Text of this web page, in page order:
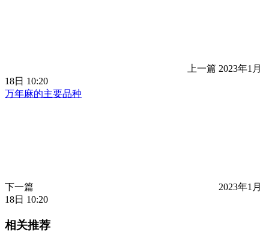
上一篇 2023年1月
18日 10:20
万年麻的主要品种
下一篇
2023年1月
18日 10:20
相关推荐